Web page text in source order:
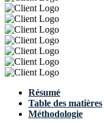
Résumé
Table des matières
Méthodologie